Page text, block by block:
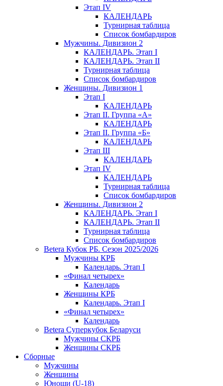
Этап IV
КАЛЕНДАРЬ
Турнирная таблица
Список бомбардиров
Мужчины. Дивизион 2
КАЛЕНДАРЬ. Этап I
КАЛЕНДАРЬ. Этап II
Турнирная таблица
Список бомбардиров
Женщины. Дивизион 1
Этап I
КАЛЕНДАРЬ
Этап II. Группа «А»
КАЛЕНДАРЬ
Этап II. Группа «Б»
КАЛЕНДАРЬ
Этап III
КАЛЕНДАРЬ
Этап IV
КАЛЕНДАРЬ
Турнирная таблица
Список бомбардиров
Женщины. Дивизион 2
КАЛЕНДАРЬ. Этап I
КАЛЕНДАРЬ. Этап II
Турнирная таблица
Список бомбардиров
Betera Кубок РБ. Сезон 2025/2026
Мужчины КРБ
Календарь. Этап I
«Финал четырех»
Календарь
Женщины КРБ
Календарь. Этап I
«Финал четырех»
Календарь
Betera Суперкубок Беларуси
Мужчины СКРБ
Женщины СКРБ
Сборные
Мужчины
Женщины
Юноши (U-18)